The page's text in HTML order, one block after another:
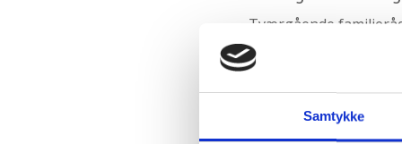
Samtykke
Tværgående
must. Det er
forskelligt. Meget
Mens der politisk er
tvangsfjernelse eller